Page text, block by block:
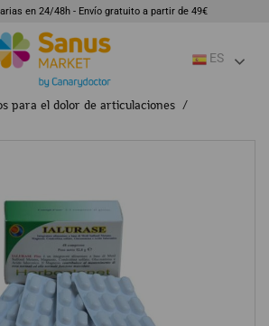
en 24/48h - Envío gratuito a partir de 49€
ES
para el dolor de articulaciones